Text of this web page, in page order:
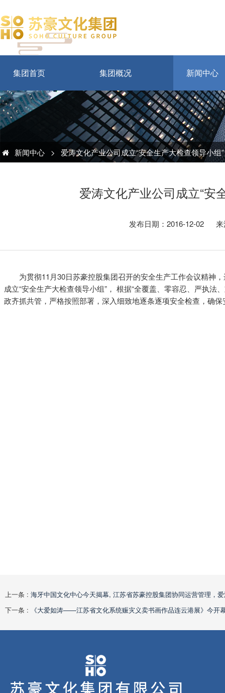
集团首页 集团概况 新闻中心
新闻中心 > 爱涛文化产业公司成立“安全生产大检查领导小组”
爱涛文化产业公司成立“安
发布日期：2016-12-02 来
为贯彻11月30日苏豪控股集团召开的安全生产工作会议精神
成立“安全生产大检查领导小组”， 根据“全覆盖、零容忍、严执法
政齐抓共管，严格按照部署，深入细致地逐条逐项安全检查，确
上一条 : 海牙中国文化中心今天揭幕, 江苏省苏豪控股集团协同运营管理，
下一条 :
《大爱如涛——江苏省文化系统赈灾义卖书画作品连云港展》今开